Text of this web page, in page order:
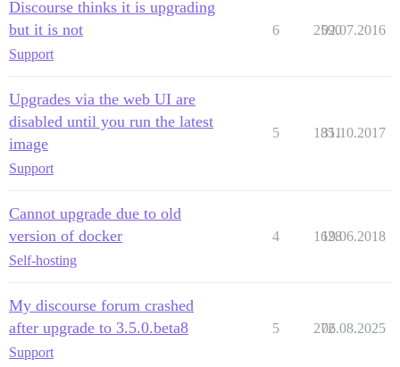
Discourse thinks it is upgrading
but it is not
Support
6 2590
02.07.2016
Upgrades via the web UI are
disabled until you run the latest
image
Support
5 1851
31.10.2017
Cannot upgrade due to old
version of docker
Self-hosting
4 1628
19.06.2018
My discourse forum crashed
after upgrade to 3.5.0.beta8
Support
5 272
06.08.2025